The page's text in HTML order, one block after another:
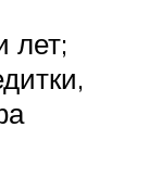
лет;